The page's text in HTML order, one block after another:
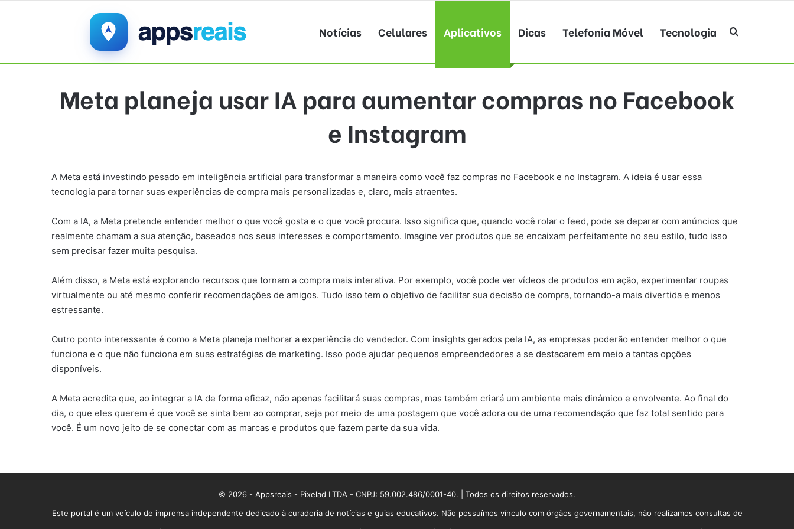
Notícias Celulares Aplicativos Dicas Telefonia Móvel Tecnologia Procurar por
Meta planeja usar IA para aumentar compras no Facebook
e Instagram
A Meta está investindo pesado em inteligência artificial para transformar a maneira como você faz compras no Facebook e no Instagram. A ideia é usar essa
tecnologia para tornar suas experiências de compra mais personalizadas e, claro, mais atraentes.
Com a IA, a Meta pretende entender melhor o que você gosta e o que você procura. Isso significa que, quando você rolar o feed, pode se deparar com anúncios que
realmente chamam a sua atenção, baseados nos seus interesses e comportamento. Imagine ver produtos que se encaixam perfeitamente no seu estilo, tudo isso
sem precisar fazer muita pesquisa.
Além disso, a Meta está explorando recursos que tornam a compra mais interativa. Por exemplo, você pode ver vídeos de produtos em ação, experimentar roupas
virtualmente ou até mesmo conferir recomendações de amigos. Tudo isso tem o objetivo de facilitar sua decisão de compra, tornando-a mais divertida e menos
estressante.
Outro ponto interessante é como a Meta planeja melhorar a experiência do vendedor. Com insights gerados pela IA, as empresas poderão entender melhor o que
funciona e o que não funciona em suas estratégias de marketing. Isso pode ajudar pequenos empreendedores a se destacarem em meio a tantas opções
disponíveis.
A Meta acredita que, ao integrar a IA de forma eficaz, não apenas facilitará suas compras, mas também criará um ambiente mais dinâmico e envolvente. Ao final do
dia, o que eles querem é que você se sinta bem ao comprar, seja por meio de uma postagem que você adora ou de uma recomendação que faz total sentido para
você. É um novo jeito de se conectar com as marcas e produtos que fazem parte da sua vida.
© 2026 - Appsreais - Pixelad LTDA - CNPJ: 59.002.486/0001-40. | Todos os direitos reservados.
Este portal é um veículo de imprensa independente dedicado à curadoria de notícias e guias educativos. Não possuímos vínculo com órgãos governamentais, não realizamos consultas de